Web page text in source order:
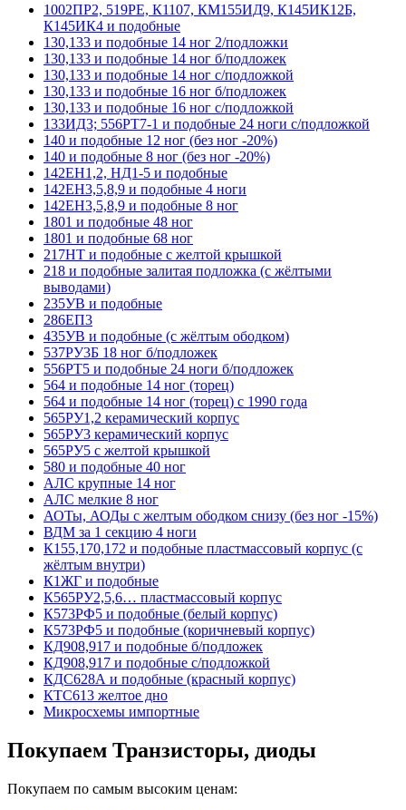
1002ПР2, 519РЕ, К1107, КМ155ИД9, К145ИК12Б,
К145ИК4 и подобные
130,133 и подобные 14 ног 2/подложки
130,133 и подобные 14 ног б/подложек
130,133 и подобные 14 ног с/подложкой
130,133 и подобные 16 ног б/подложек
130,133 и подобные 16 ног с/подложкой
133ИД3; 556РТ7-1 и подобные 24 ноги с/подложкой
140 и подобные 12 ног (без ног -20%)
140 и подобные 8 ног (без ног -20%)
142ЕН1,2, НД1-5 и подобные
142ЕН3,5,8,9 и подобные 4 ноги
142ЕН3,5,8,9 и подобные 8 ног
1801 и подобные 48 ног
1801 и подобные 68 ног
217НТ и подобные с желтой крышкой
218 и подобные залитая подложка (с жёлтыми
выводами)
235УВ и подобные
286ЕП3
435УВ и подобные (с жёлтым ободком)
537РУ3Б 18 ног б/подложек
556РТ5 и подобные 24 ноги б/подложек
564 и подобные 14 ног (торец)
564 и подобные 14 ног (торец) с 1990 года
565РУ1,2 керамический корпус
565РУ3 керамический корпус
565РУ5 с желтой крышкой
580 и подобные 40 ног
АЛС крупные 14 ног
АЛС мелкие 8 ног
АОТы, АОДы с желтым ободком снизу (без ног -15%)
ВДМ за 1 секцию 4 ноги
К155,170,172 и подобные пластмассовый корпус (с
жёлтым внутри)
К1ЖГ и подобные
К565РУ2,5,6… пластмассовый корпус
К573РФ5 и подобные (белый корпус)
К573РФ5 и подобные (коричневый корпус)
КД908,917 и подобные б/подложек
КД908,917 и подобные с/подложкой
КДС628А и подобные (красный корпус)
КТС613 желтое дно
Микросхемы импортные
Покупаем Транзисторы, диоды
Покупаем по самым высоким ценам: